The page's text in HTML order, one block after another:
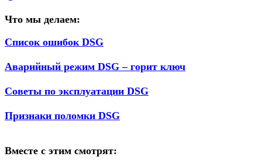
Что мы делаем:
Список ошибок DSG
Аварийный режим DSG – горит ключ
Советы по эксплуатации DSG
Признаки поломки DSG
Вместе с этим смотрят: